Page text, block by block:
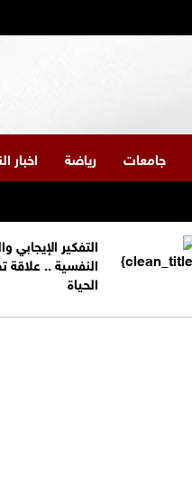
جامعات رياضة اخبار
التفكير الإيجابي
النفسية .. علاقة
الحياة